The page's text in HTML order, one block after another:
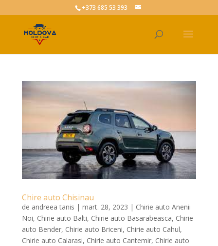
+373 685 53 393
Chire auto Chisinau
de andreea tanis | mart. 28, 2023 | Chirie auto Anenii
Noi, Chirie auto Balti, Chirie auto Basarabeasca, Chirie
auto Bender, Chirie auto Briceni, Chirie auto Cahul,
Chirie auto Calarasi, Chirie auto Cantemir, Chirie auto